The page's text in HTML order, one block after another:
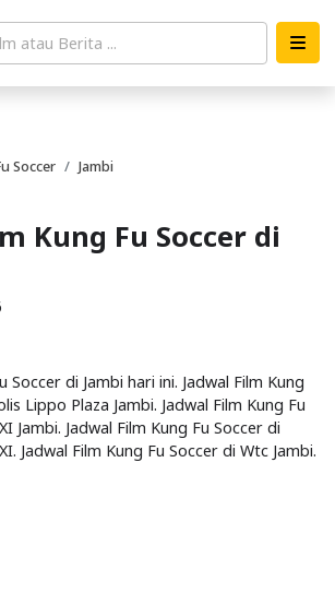
Soccer Jambi
Kung Fu Soccer di
Soccer di Jambi hari ini. Jadwal Film Kung
Lippo Plaza Jambi. Jadwal Film Kung Fu
Jambi. Jadwal Film Kung Fu Soccer di
Jadwal Film Kung Fu Soccer di Wtc Jambi.